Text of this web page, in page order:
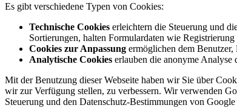
Es gibt verschiedene Typen von Cookies:
Technische Cookies erleichtern die Steuerung und
Sortierungen, halten Formulardaten wie
Cookies zur Anpassung ermöglichen dem
Analytische Cookies erlauben die anonyme
Mit der Benutzung dieser Webseite haben wir Sie über
wir zur Verfügung stellen, zu verbessern. Wir verwenden
Steuerung und den Datenschutz-Bestimmungen von